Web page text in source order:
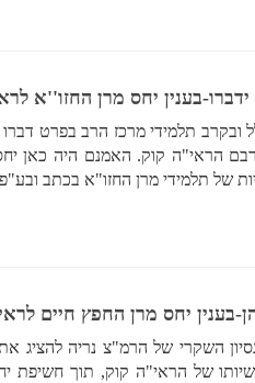
ידברו-בענין יחס מרן החזו''א
ובקרב תלמידי מרכז הרב בפרט
הראי"ה קוק. האמנם היה כאן
של תלמידי מרן החזו"א בכתב
בענין יחס מרן החפץ חיים
השקרי של הרמ"צ נריה להציג
של הראי"ה קוק, תוך חשיפת